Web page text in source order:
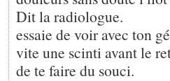
Dit la radiologue.
essaie de voir avec ton
vite une scinti avant le
de te faire du souci.